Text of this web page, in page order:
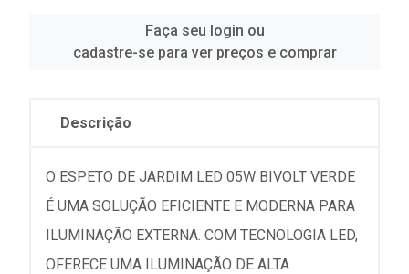
Faça seu login ou
cadastre-se para ver preços e comprar
Descrição
O ESPETO DE JARDIM LED 05W BIVOLT VERDE
É UMA SOLUÇÃO EFICIENTE E MODERNA PARA
ILUMINAÇÃO EXTERNA. COM TECNOLOGIA LED,
OFERECE UMA ILUMINAÇÃO DE ALTA